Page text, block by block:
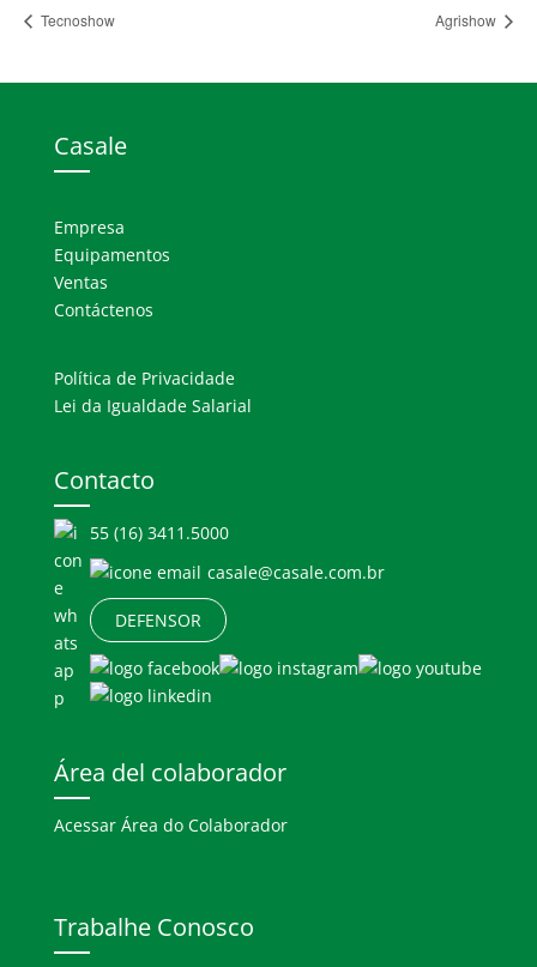
Tecnoshow Agrishow
Casale
Empresa
Equipamentos
Ventas
Contáctenos
Política de Privacidade
Lei da Igualdade Salarial
Contacto
55 (16) 3411.5000
casale@casale.com.br
DEFENSOR
Área del colaborador
Acessar Área do Colaborador
Trabalhe Conosco